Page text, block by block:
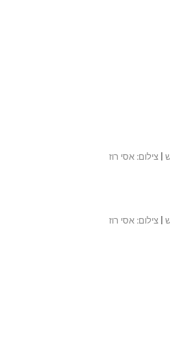
צילום: אסי רוז
צילום: אסי רוז